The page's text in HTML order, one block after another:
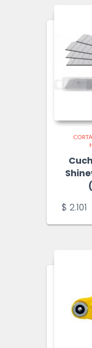
$ 2.101